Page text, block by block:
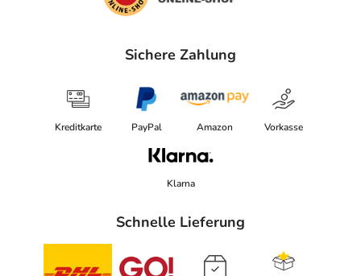
Sichere Zahlung
Kreditkarte PayPal Amazon Vorkasse
Klarna
Schnelle Lieferung